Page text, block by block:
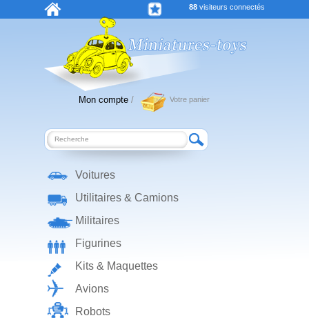
88 visiteurs connectés
Mon compte / Votre panier
Voitures
Utilitaires & Camions
Militaires
Figurines
Kits & Maquettes
Avions
Robots